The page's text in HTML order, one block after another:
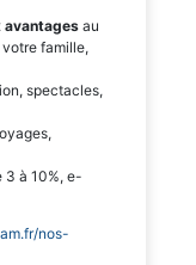
avantagesau
famille,
spectacles,
3 à 10%, e-
nos-